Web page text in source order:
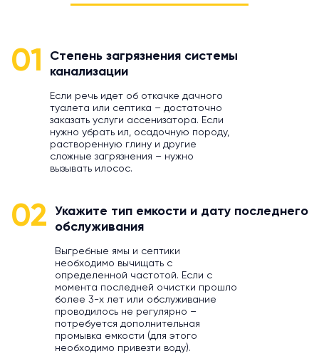
01
Степень загрязнения системы
канализации
Если речь идет об откачке дачного
туалета или септика – достаточно
заказать услуги ассенизатора. Если
нужно убрать ил, осадочную породу,
растворенную глину и другие
сложные загрязнения – нужно
вызывать илосос.
02
Укажите тип емкости и дату последнего
обслуживания
Выгребные ямы и септики
необходимо вычищать с
определенной частотой. Если с
момента последней очистки прошло
более 3-х лет или обслуживание
проводилось не регулярно –
потребуется дополнительная
промывка емкости (для этого
необходимо привезти воду).